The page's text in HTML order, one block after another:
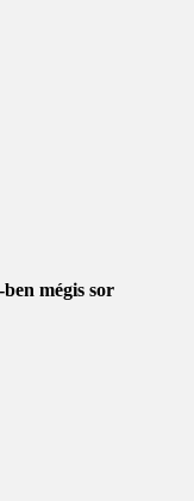
mégis sor